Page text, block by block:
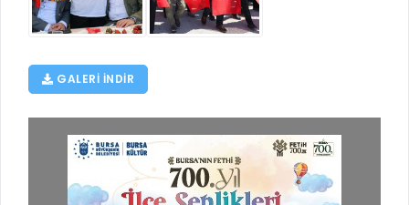
GALERI INDIR